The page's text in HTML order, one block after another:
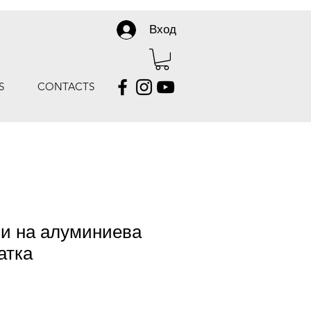
Вход
CONTACTS
на алуминиева